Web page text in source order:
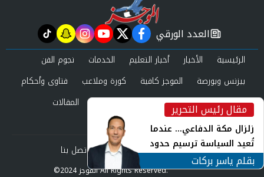
مقال رئيس التحرير
زلزال مكة الدفاعي... عندما
تُعيد السياسة ترسيم حدود
الأمن القومي العربي
بقلم ياسر بركات
newspaper
العدد الورقي facebook
twitter
youtube
instagram
snapchat
tiktok
الرئيسية الأخبار أخبار التعليم الخدمات
نجوم الفن
بيزنس وبورصة
الموجز كافية كورة وملاعب
فتاوى وأحكام
صحة وجمال
عرب وعالم حوادث ومحاكم
المقالات
العدد الورقي
من نحن
سياسة الخصوصية اتصل بنا
©2024 الموجز All Rights Reserved.